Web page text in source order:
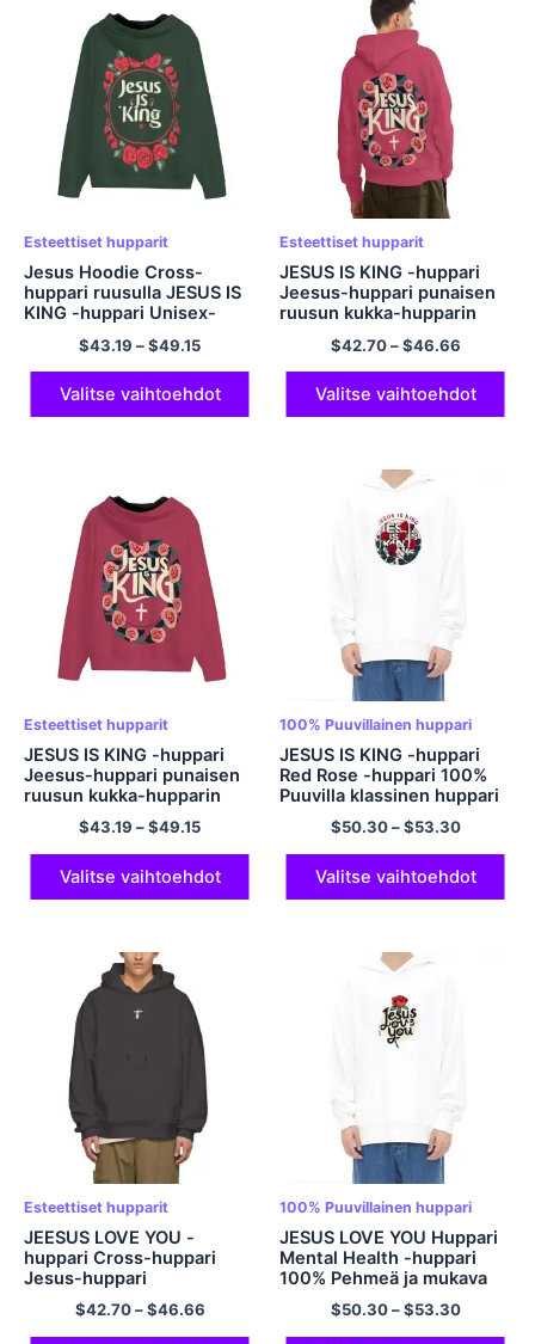
Esteettiset hupparit
Jesus Hoodie Cross-
huppari ruusulla JESUS ​​IS
KING -huppari Unisex-
oliivinvihreä huppari
miehille ja naisille
Esteettinen
vetoketjuhuppari
Polyesterihuppari
$43.19 –$49.15
Valitse vaihtoehdot
Esteettiset hupparit
JESUS ​​IS KING -huppari
Jeesus-huppari punaisen
ruusun kukka-hupparin
kanssa Esteettinen
huppari Comfort
Esteettinen huppari
Streetwear-huppari
miehille ja naisille Pullover
$42.70–$46.66
Valitse vaihtoehdot
Esteettiset hupparit
JESUS ​​IS KING -huppari
Jeesus-huppari punaisen
ruusun kukka-hupparin
kanssa Esteettinen
huppari Comfort
Streetwear -huppari
miehille ja naisille
Esteettinen
$43.19 –$49.15
Valitse vaihtoehdot
100% Puuvillainen huppari
JESUS ​​IS KING -huppari
Red Rose -huppari 100%
Puuvilla klassinen huppari
Tyyliä ja mukavuutta
Ylisuuri huppari miehille ja
naisille Monivärinen
$50.30–$53.30
Valitse vaihtoehdot
Esteettiset hupparit
JEESUS LOVE YOU -
huppari Cross-huppari
Jesus-huppari
Mielenterveyshuppari
Unisex Comfort -
polyesterihuppari
$42.70–$46.66
100% Puuvillainen huppari
JESUS ​​LOVE YOU Huppari
Mental Health -huppari
100% Pehmeä ja mukava
puuvillainen huppari
Ylisuuri huppari
Streetwear huppari rento
$50.30–$53.30